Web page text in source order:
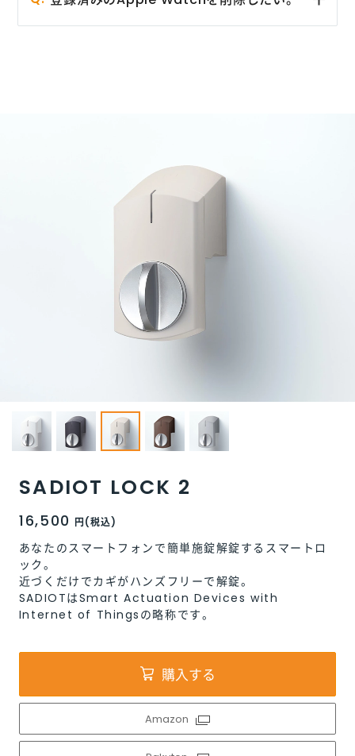
SADIOT LOCK 2
16,500 円(税込)
あなたのスマートフォンで簡単施錠解錠するスマートロ
ック。
近づくだけでカギがハンズフリーで解錠。
SADIOTはSmart Actuation Devices with
Internet of Thingsの略称です。
購入する
Amazon
SADIOT LOCK 2
16,500 円(税込)
あなたのスマートフォンで簡単施錠解錠するスマートロ
ック。
近づくだけでカギがハンズフリーで解錠。
SADIOTはSmart Actuation Devices with
Internet of Thingsの略称です。
購入する
Amazon
SADIOT LOCK 2
16,500 円(税込)
あなたのスマートフォンで簡単施錠解錠するスマートロ
ック。
近づくだけでカギがハンズフリーで解錠。
SADIOTはSmart Actuation Devices with
Internet of Thingsの略称です。
購入する
Amazon
SADIOT LOCK 2
16,500 円(税込)
あなたのスマートフォンで簡単施錠解錠するスマートロ
ック。
近づくだけでカギがハンズフリーで解錠。
SADIOTはSmart Actuation Devices with
Internet of Thingsの略称です。
購入する
Amazon
SADIOT LOCK 2
16,500 円(税込)
あなたのスマートフォンで簡単施錠解錠するスマートロ
ック。
近づくだけでカギがハンズフリーで解錠。
SADIOTはSmart Actuation Devices with
Internet of Thingsの略称です。
購入する
Amazon